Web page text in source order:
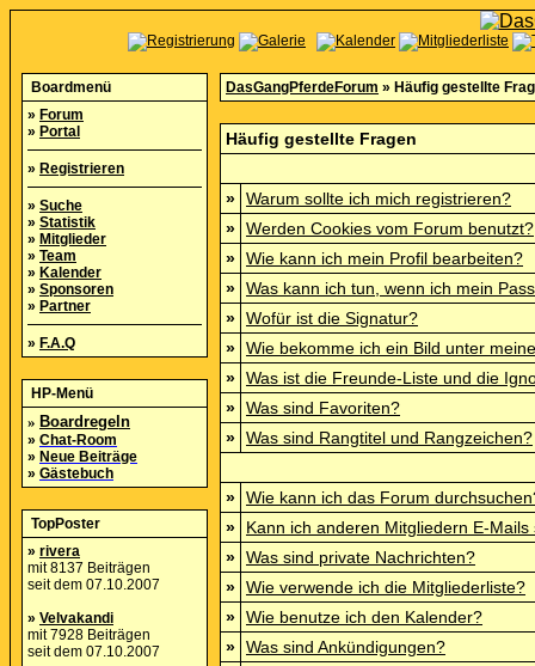
Boardmenü
» Forum
» Portal
» Registrieren
» Suche
» Statistik
» Mitglieder
» Team
» Kalender
» Sponsoren
» Partner
» F.A.Q
HP-Menü
» Boardregeln
» Chat-Room
» Neue Beiträge
» Gästebuch
TopPoster
» rivera
mit 8137 Beiträgen
seit dem 07.10.2007
» Velvakandi
mit 7928 Beiträgen
seit dem 07.10.2007
DasGangPferdeForum » Häufig gestellte
Häufig gestellte Fragen
» Warum sollte ich mich registrieren?
» Werden Cookies vom Forum benutzt?
» Wie kann ich mein Profil bearbeiten?
» Was kann ich tun, wenn ich mein
» Wofür ist die Signatur?
» Wie bekomme ich ein Bild unter
» Was ist die Freunde-Liste und die
» Was sind Favoriten?
» Was sind Rangtitel und Rangzeichen?
» Wie kann ich das Forum
»
Kann ich anderen Mitgliedern E-Mails
» Was sind private Nachrichten?
» Wie verwende ich die Mitgliederliste?
» Wie benutze ich den Kalender?
» Was sind Ankündigungen?